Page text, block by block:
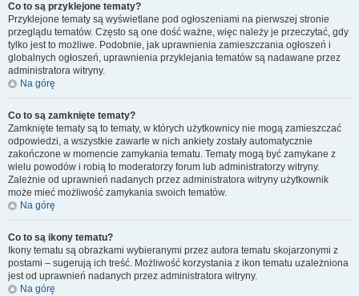
Co to są przyklejone tematy?
Przyklejone tematy są wyświetlane pod ogłoszeniami na pierwszej stronie
przeglądu tematów. Często są one dość ważne, więc należy je przeczytać, gdy
tylko jest to możliwe. Podobnie, jak uprawnienia zamieszczania ogłoszeń i
globalnych ogłoszeń, uprawnienia przyklejania tematów są nadawane przez
administratora witryny.
Na górę
Co to są zamknięte tematy?
Zamknięte tematy są to tematy, w których użytkownicy nie mogą zamieszczać
odpowiedzi, a wszystkie zawarte w nich ankiety zostały automatycznie
zakończone w momencie zamykania tematu. Tematy mogą być zamykane z
wielu powodów i robią to moderatorzy forum lub administratorzy witryny.
Zależnie od uprawnień nadanych przez administratora witryny użytkownik
może mieć możliwość zamykania swoich tematów.
Na górę
Co to są ikony tematu?
Ikony tematu są obrazkami wybieranymi przez autora tematu skojarzonymi z
postami – sugerują ich treść. Możliwość korzystania z ikon tematu uzależniona
jest od uprawnień nadanych przez administratora witryny.
Na górę